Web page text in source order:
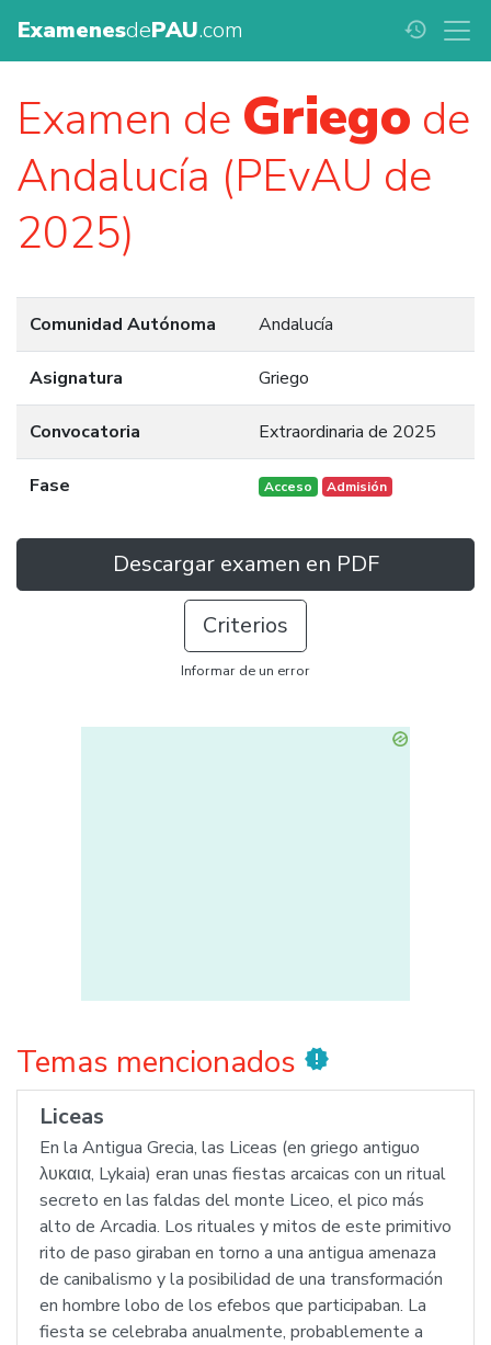
ExamenesdePAU.com history
Examen de Griego de
Andalucía (PEvAU de
2025)
Comunidad Autónoma Andalucía
Asignatura Griego
Convocatoria Extraordinaria de 2025
Fase Acceso Admisión
Descargar examen en PDF
Criterios
Informar de un error
Temas mencionados new_releases
Liceas
En la Antigua Grecia, las Liceas (en griego antiguo
λυκαια, Lykaia) eran unas fiestas arcaicas con un ritual
secreto en las faldas del monte Liceo, el pico más
alto de Arcadia. Los rituales y mitos de este primitivo
rito de paso giraban en torno a una antigua amenaza
de canibalismo y la posibilidad de una transformación
en hombre lobo de los efebos que participaban. La
fiesta se celebraba anualmente, probablemente a